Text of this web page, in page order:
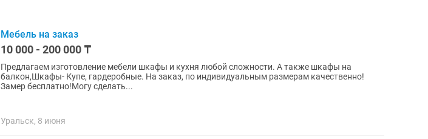
Мебель на заказ
10 000 - 200 000 ₸
Предлагаем изготовление мебели шкафы и кухня любой сложности. А также шкафы на
балкон,Шкафы- Купе, гардеробные. На заказ, по индивидуальным размерам качественно!
Замер бесплатно!Могу сделать...
Уральск, 8 июня